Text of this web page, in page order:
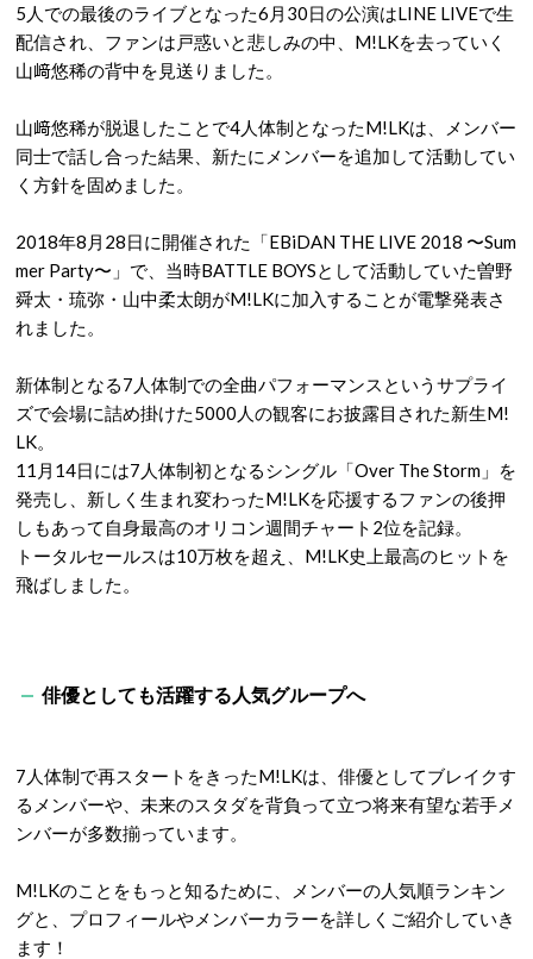
5人での最後のライブとなった6月30日の公演はLINE LIVEで生
配信され、ファンは戸惑いと悲しみの中、M!LKを去っていく
山﨑悠稀の背中を見送りました。
山﨑悠稀が脱退したことで4人体制となったM!LKは、メンバー
同士で話し合った結果、新たにメンバーを追加して活動してい
く方針を固めました。
2018年8月28日に開催された「EBiDAN THE LIVE 2018 〜Sum
mer Party〜」で、当時BATTLE BOYSとして活動していた曽野
舜太・琉弥・山中柔太朗がM!LKに加入することが電撃発表さ
れました。
新体制となる7人体制での全曲パフォーマンスというサプライ
ズで会場に詰め掛けた5000人の観客にお披露目された新生M!
LK。
11月14日には7人体制初となるシングル「Over The Storm」を
発売し、新しく生まれ変わったM!LKを応援するファンの後押
しもあって自身最高のオリコン週間チャート2位を記録。
トータルセールスは10万枚を超え、M!LK史上最高のヒットを
飛ばしました。
俳優としても活躍する人気グループへ
7人体制で再スタートをきったM!LKは、俳優としてブレイクす
るメンバーや、未来のスタダを背負って立つ将来有望な若手メ
ンバーが多数揃っています。
M!LKのことをもっと知るために、メンバーの人気順ランキン
グと、プロフィールやメンバーカラーを詳しくご紹介していき
ます！